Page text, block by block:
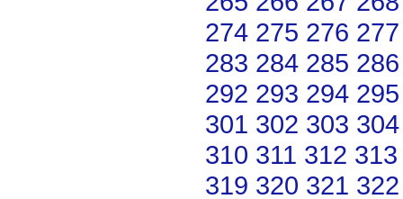
274 275 276 277
283 284 285 286
292 293 294 295
301 302 303 304
310 311 312 313
319 320 321 322